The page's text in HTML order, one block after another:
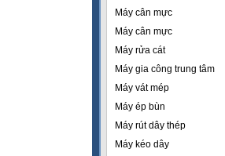
Máy cân mực
Máy cân mực
Máy rửa cát
Máy gia công trung tâm
Máy vát mép
Máy ép bùn
Máy rút dây thép
Máy kéo dây